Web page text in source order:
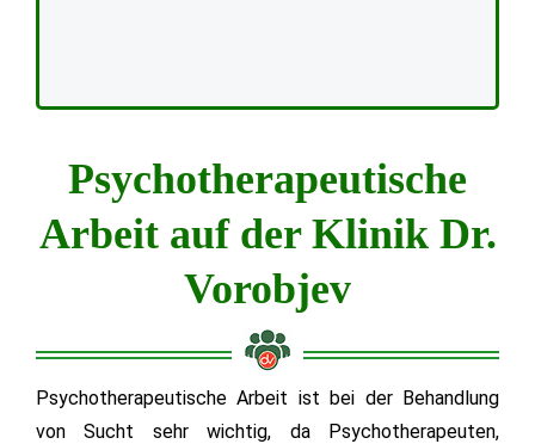
Psychotherapeutische
Arbeit auf der Klinik Dr.
Vorobjev
Psychotherapeutische Arbeit ist bei der Behandlung
von Sucht sehr wichtig, da Psychotherapeuten,